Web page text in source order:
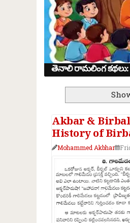
తెనాలి రామలింగ కథలు:
Akbar & Birbal
History of
Mohammed Akbhar